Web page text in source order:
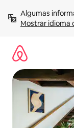
para
Mostrar idioma